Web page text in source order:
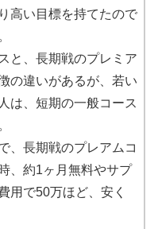
高い目標を持てたので
と、長期戦のプレミア
の違いがあるが、若い
は、短期の一般コース
、長期戦のプレアムコ
、約1ヶ月無料やサプ
用で50万ほど、安く